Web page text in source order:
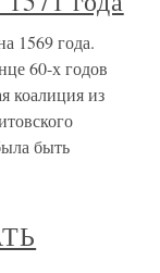
1569 года.
60-х годов
коалиция из
быть